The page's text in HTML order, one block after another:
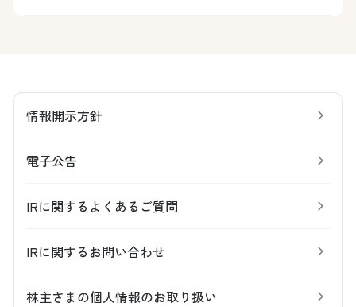
情報開示方針
電子公告
IRに関するよくあるご質問
IRに関するお問い合わせ
株主さまの個人情報のお取り扱い